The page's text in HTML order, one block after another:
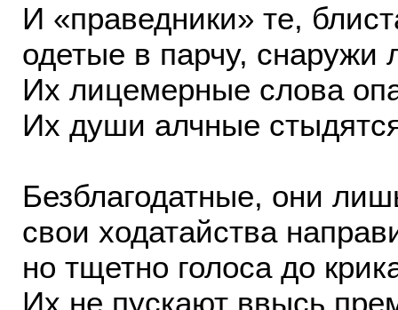
И «праведники» те,
одетые в парчу, снаружи
Их лицемерные слова
Их души алчные
Безблагодатные, они
свои ходатайства
но тщетно голоса до
Их не пускают ввысь